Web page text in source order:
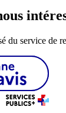
du service de